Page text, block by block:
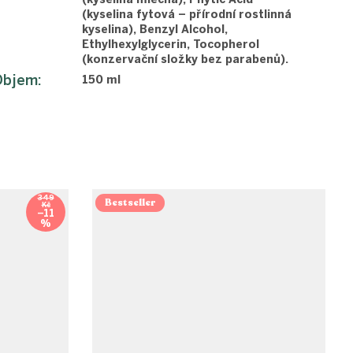
349
Kč
–11
%
Bestseller
(kyselina fytová – přírodní rostlinná
kyselina), Benzyl Alcohol,
Ethylhexylglycerin, Tocopherol
(konzervační složky bez parabenů).
: 150 ml